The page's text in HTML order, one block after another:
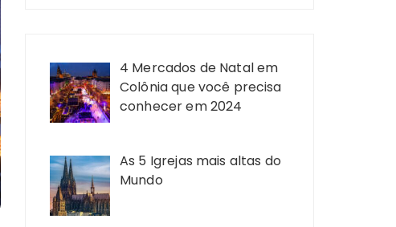
4 Mercados de Natal em
Colônia que você precisa
conhecer em 2024
As 5 Igrejas mais altas do
Mundo